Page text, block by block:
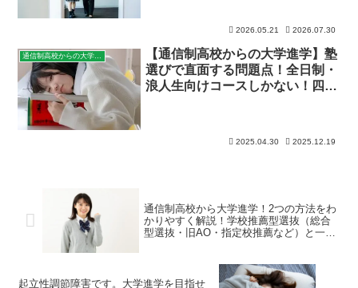
2026.05.21 2026.07.30
【通信制高校からの大学進学】塾
選びで直面する問題点！全日制・
浪人生向けコースしかない！四谷
2025.04.30 2025.12.19
通信制高校から大学進学！2つの方法をわ
かりやすく解説！学校推薦型選抜（総合
型選抜・旧AO・指定校推薦など）と一般
起立性調節障害です。大学進学を目指せ